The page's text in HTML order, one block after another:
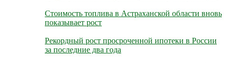
Стоимость топлива в Астраханской области вновь
показывает рост
Рекордный рост просроченной ипотеки в России
за последние два года